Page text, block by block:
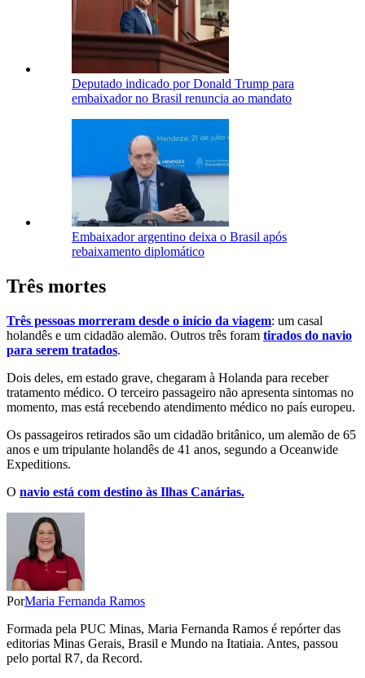
Deputado indicado por Donald Trump para
embaixador no Brasil renuncia ao mandato
Embaixador argentino deixa o Brasil após
rebaixamento diplomático
Três mortes
Três pessoas morreram desde o início da viagem: um casal
holandês e um cidadão alemão. Outros três foram tirados do navio
para serem tratados.
Dois deles, em estado grave, chegaram à Holanda para receber
tratamento médico. O terceiro passageiro não apresenta sintomas no
momento, mas está recebendo atendimento médico no país europeu.
Os passageiros retirados são um cidadão britânico, um alemão de 65
anos e um tripulante holandês de 41 anos, segundo a Oceanwide
Expeditions.
O navio está com destino às Ilhas Canárias.
PorMaria Fernanda Ramos
Formada pela PUC Minas, Maria Fernanda Ramos é repórter das
editorias Minas Gerais, Brasil e Mundo na Itatiaia. Antes, passou
pelo portal R7, da Record.